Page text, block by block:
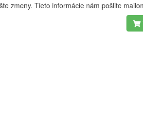
zmeny. Tieto informácie nám pošlite